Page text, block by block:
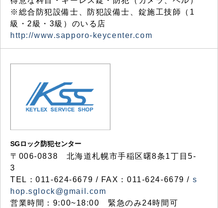
※総合防犯設備士、防犯設備士、錠施工技師（1
級・2級・3級）のいる店
http://www.sapporo-keycenter.com
SGロック防犯センター
〒006-0838 北海道札幌市手稲区曙8条1丁目5-
3
TEL：011-624-6679 / FAX：011-624-6679 / s
hop.sglock@gmail.com
営業時間：9:00~18:00 緊急のみ24時間可